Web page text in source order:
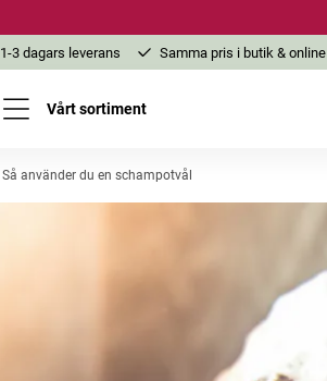
1-3 dagars leverans Samma pris i butik & online
Vårt sortiment
Så använder du en schampotvål